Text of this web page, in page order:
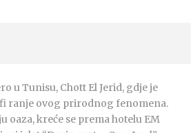
u Tunisu, Chott El Jerid, gdje je
ranje ovog prirodnog fenomena.
oaza, kreće se prema hotelu EM